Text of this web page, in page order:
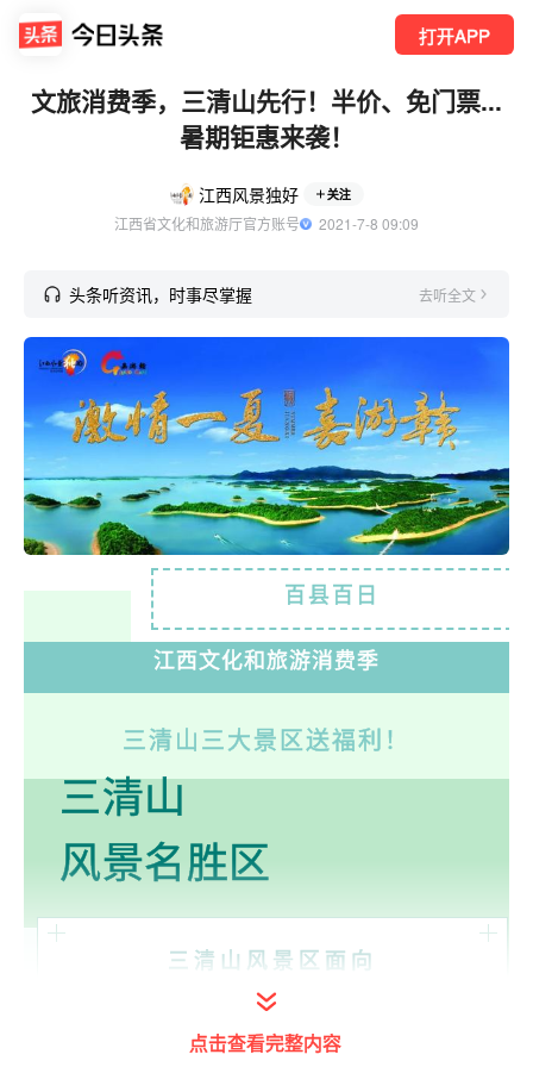
打开APP
文旅消费季，三清山先行！半价、免门票...
暑期钜惠来袭！
江西风景独好 关注
江西省文化和旅游厅官方账号
  2021-7-8 09:09
头条听资讯，时事尽掌握 去听全文
百县百日
江西文化和旅游消费季
三清山三大景区送福利！
三清山
风景名胜区
三清山风景区面向
点击查看完整内容